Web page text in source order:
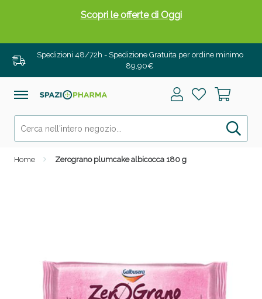
Spedizioni 48/72h - Spedizione Gratuita per ordine minimo
89,90€
Home Zerograno plumcake albicocca 180 g
Scopri le offerte di Oggi